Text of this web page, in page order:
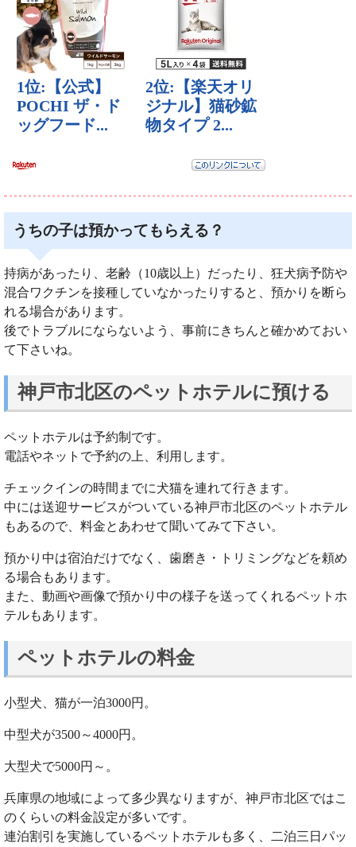
うちの子は預かってもらえる？
持病があったり、老齢（10歳以上）だったり、狂犬病予防や
混合ワクチンを接種していなかったりすると、預かりを断ら
れる場合があります。
後でトラブルにならないよう、事前にきちんと確かめておい
て下さいね。
神戸市北区のペットホテルに預ける
ペットホテルは予約制です。
電話やネットで予約の上、利用します。
チェックインの時間までに犬猫を連れて行きます。
中には送迎サービスがついている神戸市北区のペットホテル
もあるので、料金とあわせて聞いてみて下さい。
預かり中は宿泊だけでなく、歯磨き・トリミングなどを頼め
る場合もあります。
また、動画や画像で預かり中の様子を送ってくれるペットホ
テルもあります。
ペットホテルの料金
小型犬、猫が一泊3000円。
中型犬が3500～4000円。
大型犬で5000円～。
兵庫県の地域によって多少異なりますが、神戸市北区ではこ
のくらいの料金設定が多いです。
連泊割引を実施しているペットホテルも多く、二泊三日パッ